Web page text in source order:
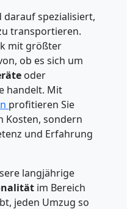
darauf spezialisiert,
transportieren.
mit größter
ob es sich um
oder
handelt. Mit
profitieren Sie
Kosten, sondern
und Erfahrung
langjährige
im Bereich
jeden Umzug so